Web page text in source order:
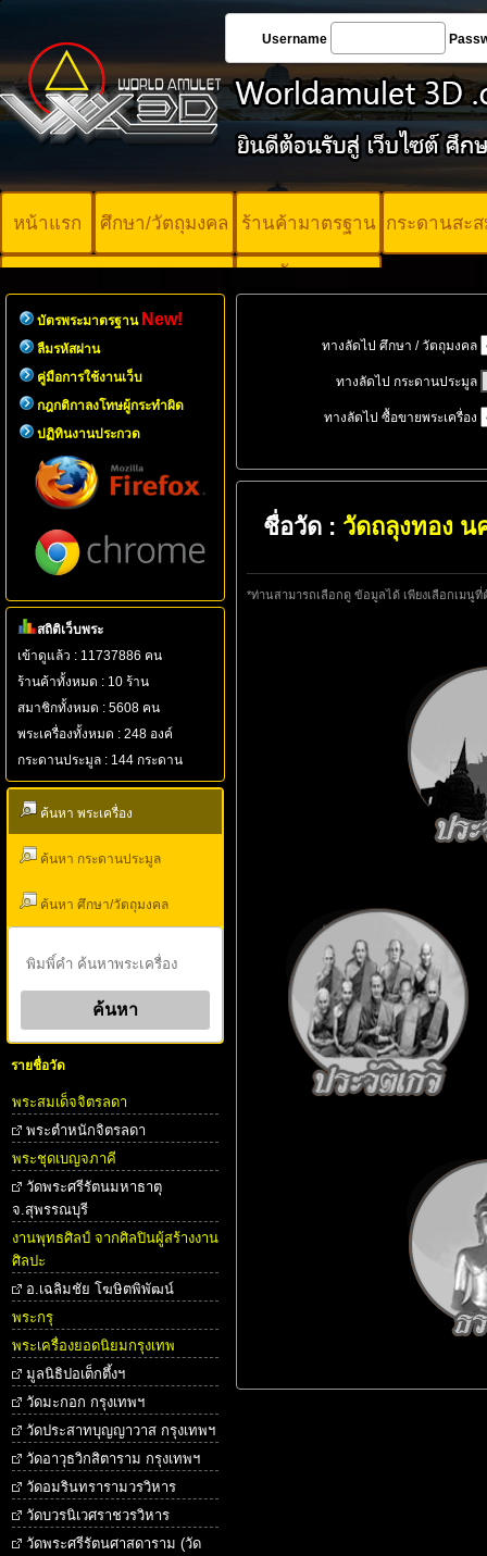
Username
หน้าแรก ศึกษา/วัตถุมงคล ร้านค้ามาตรฐาน กระดานสะ
บัตรพระ
มาตรฐาน
บัตรพระมาตรฐาน New!
ลืมรหัสผ่าน
คู่มือการใช้งานเว็บ
กฎกติกาลงโทษผู้กระทำผิด
ปฏิทินงานประกวด
สถิติเว็บพระ
เข้าดูแล้ว : 11737886 คน
ร้านค้าทั้งหมด : 10 ร้าน
สมาชิกทั้งหมด : 5608 คน
พระเครื่องทั้งหมด : 248 องค์
กระดานประมูล : 144 กระดาน
ค้นหา พระเครื่อง
ค้นหา กระดานประมูล
ค้นหา ศึกษา/วัตถุมงคล
รายชื่อวัด
พระสมเด็จจิตรลดา
พระตําหนักจิตรลดา
พระชุดเบญจภาคี
วัดพระศรีรัตนมหาธาตุ
จ.สุพรรณบุรี
งานพุทธศิลป์ จากศิลปินผู้สร้างงาน
ศิลปะ
อ.เฉลิมชัย โฆษิตพิพัฒน์
พระกรุ
พระเครื่องยอดนิยมกรุงเทพ
มูลนิธิปอเต็กตึ้งฯ
วัดมะกอก กรุงเทพฯ
วัดประสาทบุญญาวาส กรุงเทพฯ
วัดอาวุธวิกสิตาราม กรุงเทพฯ
วัดอมรินทรารามวรวิหาร
วัดบวรนิเวศราชวรวิหาร
วัดพระศรีรัตนศาสดาราม (วัด
ทางลัดไป ศึกษา / วัตถุมงคล
ทางลัดไป กระดานประมูล
ทางลัดไป ซื้อขายพระเครื่อง
ชื่อวัด : วัดถลุงทอง น
*ท่านสามารถเลือกดู ข้อมูลได้ เพียงเลือกเมนูที่